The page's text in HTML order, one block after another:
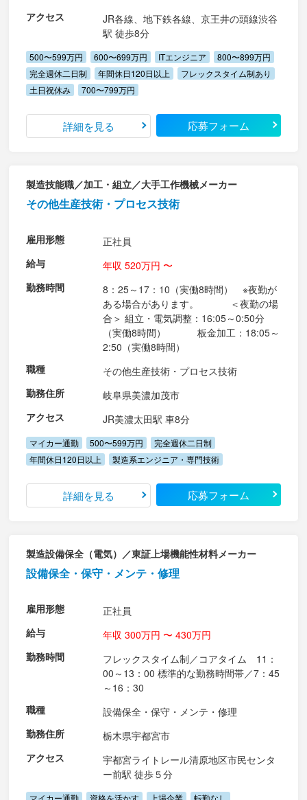
アクセス
JR各線、地下鉄各線、京王井の頭線渋谷
駅 徒歩8分
500〜599万円 600〜699万円 ITエンジニア
800〜899万円
完全週休二日制
年間休日120日以上
フレックスタイム制あり
土日祝休み
700〜799万円
詳細を見る 応募フォーム
製造技能職／加工・組立／大手工作機械メーカー
その他生産技術・プロセス技術
雇用形態
正社員
給与
年収 520万円 〜
勤務時間
8：25～17：10（実働8時間） ※夜勤が
ある場合があります。 ＜夜勤の場
合＞ 組立・電気調整：16:05～0:50分
（実働8時間） 板金加工：18:05～
2:50（実働8時間）
職種
その他生産技術・プロセス技術
勤務住所
岐阜県美濃加茂市
アクセス
JR美濃太田駅 車8分
マイカー通勤 500〜599万円
完全週休二日制
年間休日120日以上
製造系エンジニア・専門技術
詳細を見る 応募フォーム
製造設備保全（電気）／東証上場機能性材料メーカー
設備保全・保守・メンテ・修理
雇用形態
正社員
給与
年収 300万円 〜 430万円
勤務時間
フレックスタイム制／コアタイム 11：
00～13：00 標準的な勤務時間帯／7：45
～16：30
職種
設備保全・保守・メンテ・修理
勤務住所
栃木県宇都宮市
アクセス
宇都宮ライトレール清原地区市民センタ
ー前駅 徒歩５分
マイカー通勤 資格を活かす 上場企業 転勤なし